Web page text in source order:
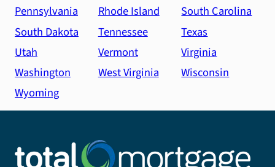
Pennsylvania
Rhode Island
South Carolina
South Dakota
Tennessee
Texas
Utah
Vermont
Virginia
Washington
West Virginia
Wisconsin
Wyoming